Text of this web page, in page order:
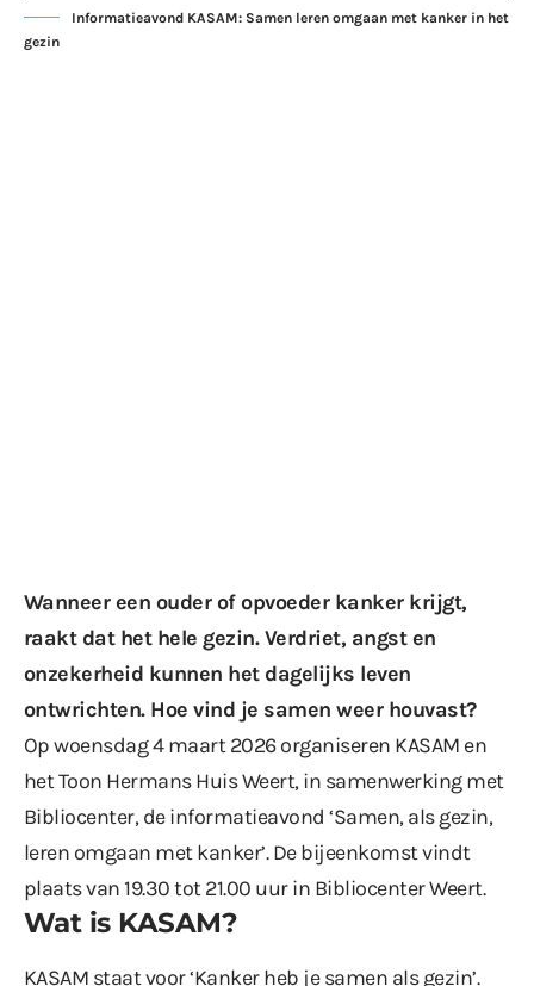
Informatieavond KASAM: Samen leren omgaan met kanker in het
gezin
Wanneer een ouder of opvoeder kanker krijgt,
raakt dat het hele gezin. Verdriet, angst en
onzekerheid kunnen het dagelijks leven
ontwrichten. Hoe vind je samen weer houvast?
Op woensdag 4 maart 2026 organiseren KASAM en
het Toon Hermans Huis Weert, in samenwerking met
Bibliocenter, de informatieavond ‘Samen, als gezin,
leren omgaan met kanker’. De bijeenkomst vindt
plaats van 19.30 tot 21.00 uur in Bibliocenter Weert.
Wat is KASAM?
KASAM staat voor ‘Kanker heb je samen als gezin’.